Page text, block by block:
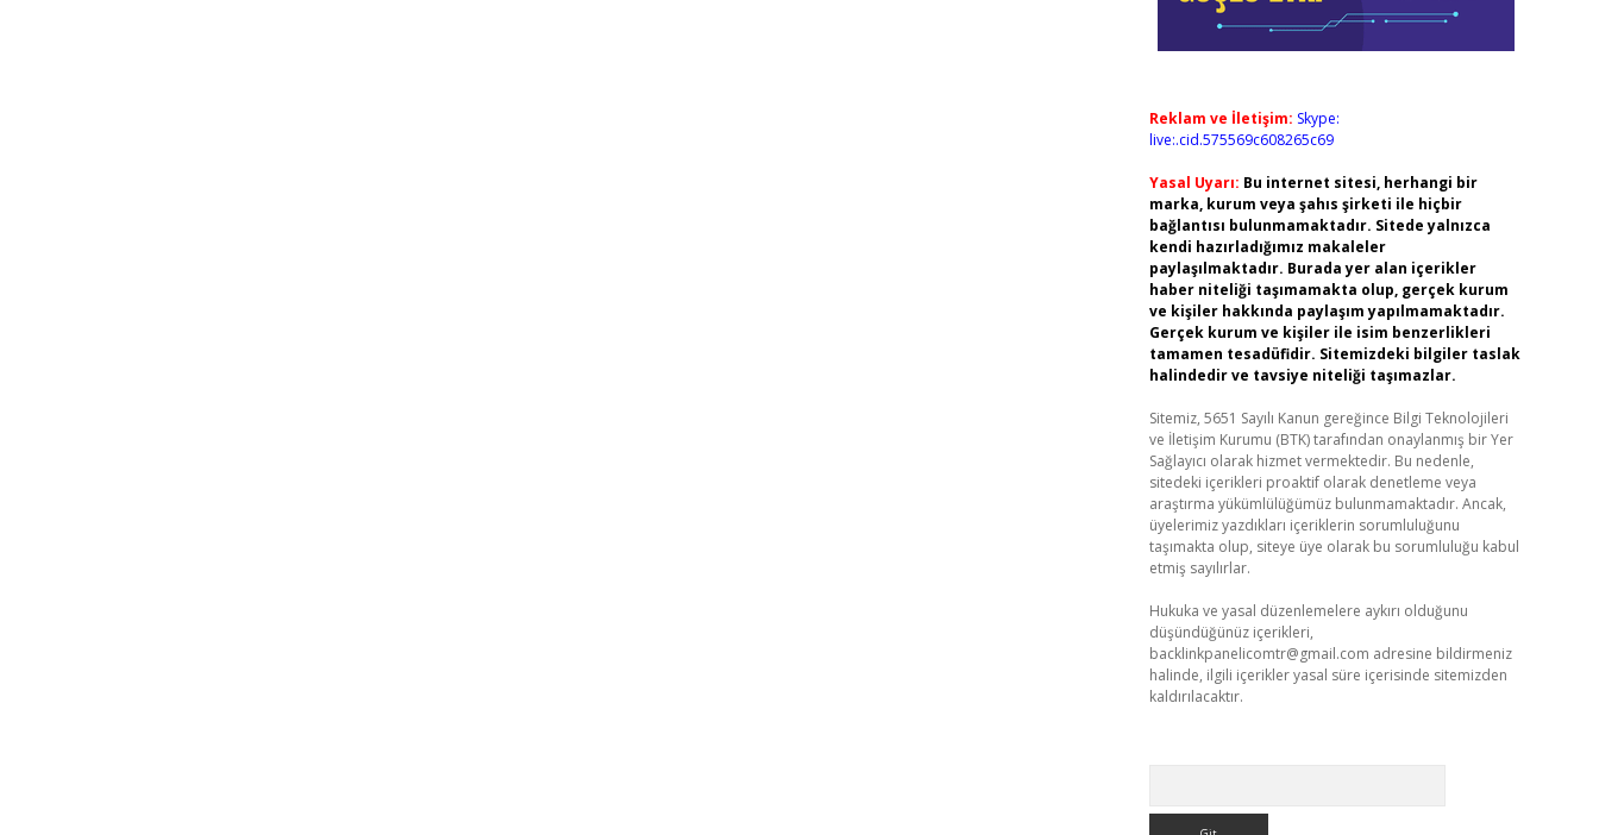
Reklam ve İletişim: Skype:
live:.cid.575569c608265c69
Yasal Uyarı: Bu internet sitesi, herhangi bir
marka, kurum veya şahıs şirketi ile hiçbir
bağlantısı bulunmamaktadır. Sitede yalnızca
kendi hazırladığımız makaleler
paylaşılmaktadır. Burada yer alan içerikler
haber niteliği taşımamakta olup, gerçek kurum
ve kişiler hakkında paylaşım yapılmamaktadır.
Gerçek kurum ve kişiler ile isim benzerlikleri
tamamen tesadüfidir. Sitemizdeki bilgiler taslak
halindedir ve tavsiye niteliği taşımazlar.
Sitemiz, 5651 Sayılı Kanun gereğince Bilgi Teknolojileri
ve İletişim Kurumu (BTK) tarafından onaylanmış bir Yer
Sağlayıcı olarak hizmet vermektedir. Bu nedenle,
sitedeki içerikleri proaktif olarak denetleme veya
araştırma yükümlülüğümüz bulunmamaktadır. Ancak,
üyelerimiz yazdıkları içeriklerin sorumluluğunu
taşımakta olup, siteye üye olarak bu sorumluluğu kabul
etmiş sayılırlar.
Hukuka ve yasal düzenlemelere aykırı olduğunu
düşündüğünüz içerikleri,
backlinkpanelicomtr@gmail.com adresine bildirmeniz
halinde, ilgili içerikler yasal süre içerisinde sitemizden
kaldırılacaktır.